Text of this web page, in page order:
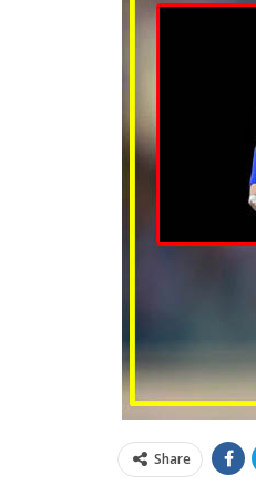
Share